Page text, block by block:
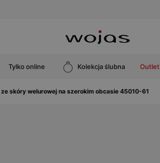
Tylko online Kolekcja ślubna Outlet
skóry welurowej na szerokim obcasie 45010-61